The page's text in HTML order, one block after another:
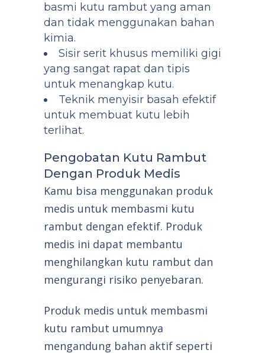
basmi kutu rambut yang aman
dan tidak menggunakan bahan
kimia.
Sisir serit khusus memiliki gigi
yang sangat rapat dan tipis
untuk menangkap kutu.
Teknik menyisir basah efektif
untuk membuat kutu lebih
terlihat.
Pengobatan Kutu Rambut
Dengan Produk Medis
Kamu bisa menggunakan produk
medis untuk membasmi kutu
rambut dengan efektif. Produk
medis ini dapat membantu
menghilangkan kutu rambut dan
mengurangi risiko penyebaran.
Produk medis untuk membasmi
kutu rambut umumnya
mengandung bahan aktif seperti